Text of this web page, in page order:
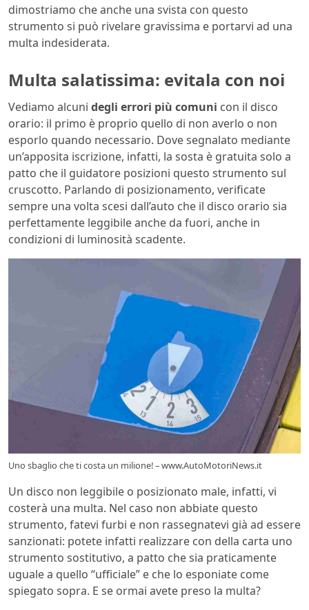
dimostriamo che anche una svista con questo
strumento si può rivelare gravissima e portarvi ad una
multa indesiderata.
Multa salatissima: evitala con noi
Vediamo alcuni degli errori più comuni con il disco
orario: il primo è proprio quello di non averlo o non
esporlo quando necessario. Dove segnalato mediante
un’apposita iscrizione, infatti, la sosta è gratuita solo a
patto che il guidatore posizioni questo strumento sul
cruscotto. Parlando di posizionamento, verificate
sempre una volta scesi dall’auto che il disco orario sia
perfettamente leggibile anche da fuori, anche in
condizioni di luminosità scadente.
Uno sbaglio che ti costa un milione! – www.AutoMotoriNews.it
Un disco non leggibile o posizionato male, infatti, vi
costerà una multa. Nel caso non abbiate questo
strumento, fatevi furbi e non rassegnatevi già ad essere
sanzionati: potete infatti realizzare con della carta uno
strumento sostitutivo, a patto che sia praticamente
uguale a quello “ufficiale” e che lo esponiate come
spiegato sopra. E se ormai avete preso la multa?